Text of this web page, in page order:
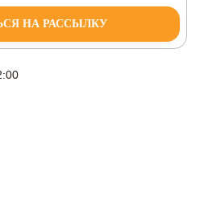
НА РАССЫЛКУ